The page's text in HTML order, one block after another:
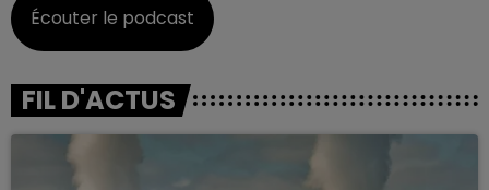
Écouter le podcast
FIL D'ACTUS